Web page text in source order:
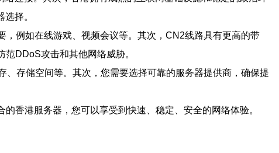
择。
例如在线游戏、视频会议等。其次，CN2线路具有更高的带
DDoS攻击和其他网络威胁。
存储空间等。其次，您需要选择可靠的服务器提供商，确保提
香港服务器，您可以享受到快速、稳定、安全的网络体验。